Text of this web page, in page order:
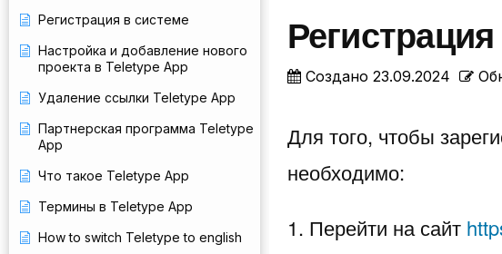
Регистрация в системе
Настройка и добавление нового
проекта в Teletype App
Удаление ссылки Teletype App
Партнерская программа Teletype
App
Что такое Teletype App
Термины в Teletype App
How to switch Teletype to english
Создано 23.09.2024
Для того, чтобы
необходимо:
1. Перейти на сайт